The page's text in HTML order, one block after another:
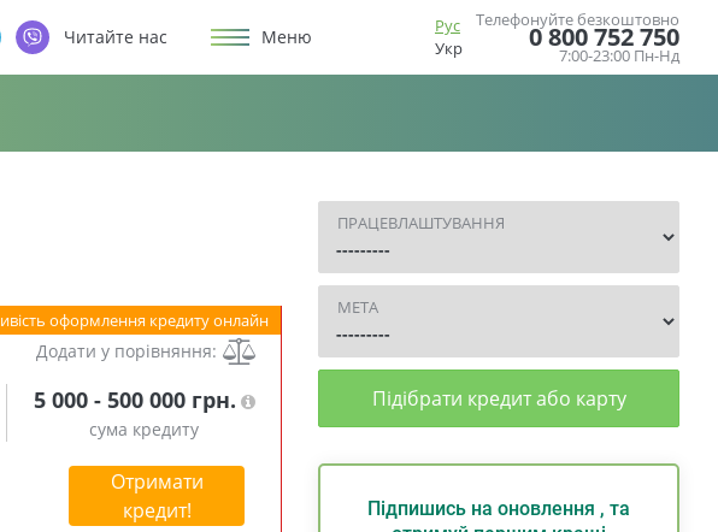
Читайте нас Меню
Рус
Укр
Телефонуйте безкоштовно
0 800 752 750
7:00-23:00 Пн-Нд
оформлення кредиту онлайн
Додати у порівняння:
5 000 - 500 000 грн.
сума кредиту
Отримати
кредит!
ПРАЦЕВЛАШТУВАННЯ
МЕТА
Підібрати кредит або карту
Підпишись на оновлення , та